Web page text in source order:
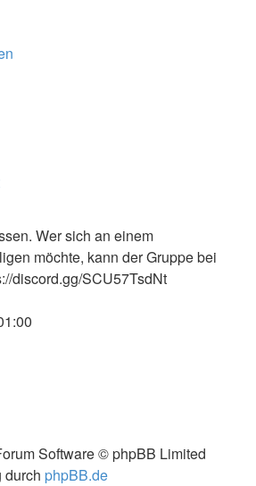
Wer sich an einem
möchte, kann der Gruppe bei
discord.gg/SCU57TsdNt
Software © phpBB Limited
durch phpBB.de